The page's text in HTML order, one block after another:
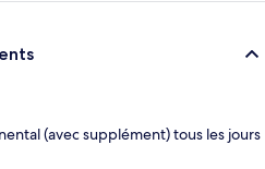
(avec supplément) tous les jours